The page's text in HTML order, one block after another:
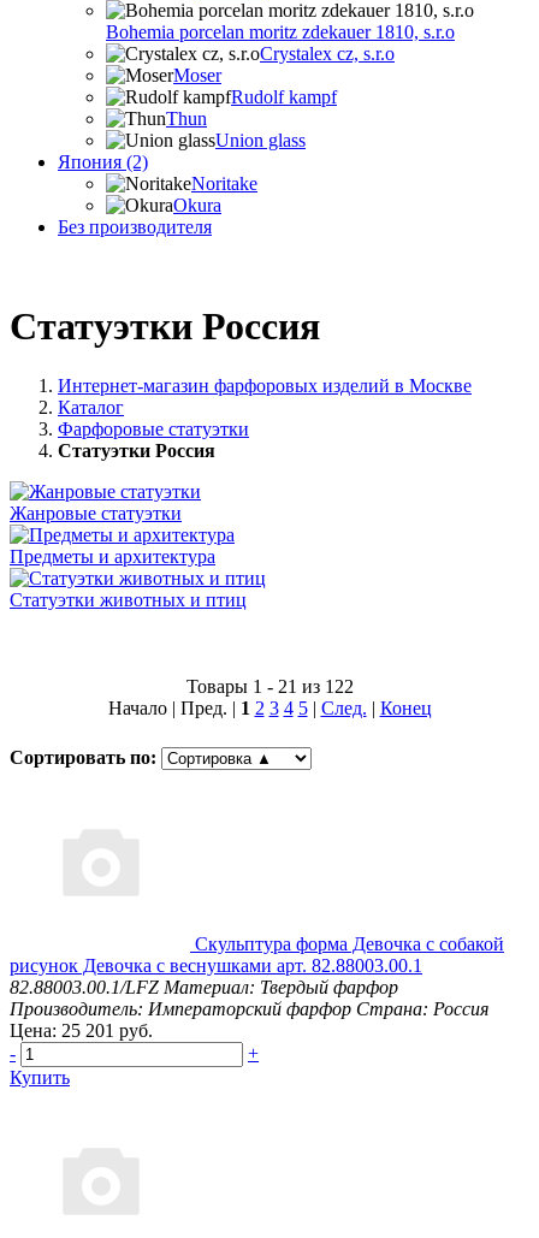
Bohemia porcelan moritz zdekauer 1810, s.r.o
Crystalex cz, s.r.o
Moser
Rudolf kampf
Thun
Union glass
Япония (2)
Noritake
Okura
Без производителя
Статуэтки Россия
Интернет-магазин фарфоровых изделий в Москве
Каталог
Фарфоровые статуэтки
Статуэтки Россия
Жанровые статуэтки
Предметы и архитектура
Статуэтки животных и птиц
Товары 1 - 21 из 122
Начало | Пред. | 1 2 3 4 5| След. | Конец
Сортировать по:
Скульптура форма Девочка с собакой
рисунок Девочка с веснушками арт. 82.88003.00.1
82.88003.00.1/LFZ Материал: Твердый фарфор
Производитель: Императорский фарфор Страна: Россия
Цена: 25 201 руб.
-
+
Купить